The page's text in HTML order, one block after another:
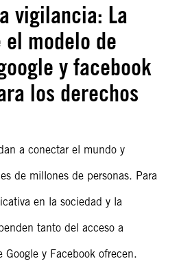
vigilancia: La
el modelo de
y facebook
los derechos
a conectar el mundo y
de millones de personas. Para
en la sociedad y la
tanto del acceso a
y Facebook ofrecen.